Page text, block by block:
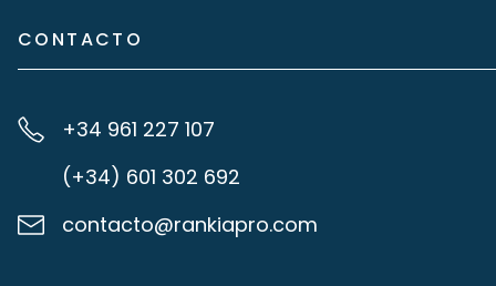
CONTACTO
+34 961 227 107
(+34) 601 302 692
contacto@rankiapro.com